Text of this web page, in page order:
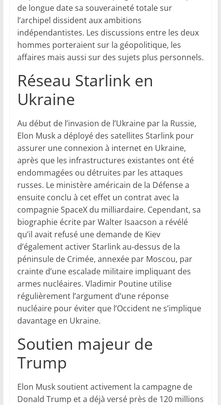
de longue date sa souveraineté totale sur
l’archipel dissident aux ambitions
indépendantistes. Les discussions entre les deux
hommes porteraient sur la géopolitique, les
affaires mais aussi sur des sujets plus personnels.
Réseau Starlink en
Ukraine
Au début de l’invasion de l’Ukraine par la Russie,
Elon Musk a déployé des satellites Starlink pour
assurer une connexion à internet en Ukraine,
après que les infrastructures existantes ont été
endommagées ou détruites par les attaques
russes. Le ministère américain de la Défense a
ensuite conclu à cet effet un contrat avec la
compagnie SpaceX du milliardaire. Cependant, sa
biographie écrite par Walter Isaacson a révélé
qu’il avait refusé une demande de Kiev
d’également activer Starlink au-dessus de la
péninsule de Crimée, annexée par Moscou, par
crainte d’une escalade militaire impliquant des
armes nucléaires. Vladimir Poutine utilise
régulièrement l’argument d’une réponse
nucléaire pour éviter que l’Occident ne s’implique
davantage en Ukraine.
Soutien majeur de
Trump
Elon Musk soutient activement la campagne de
Donald Trump et a déjà versé près de 120 millions